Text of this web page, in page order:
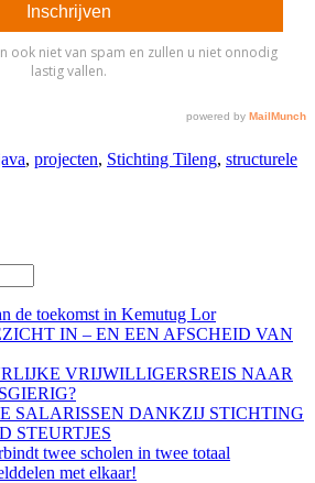
, projecten, Stichting Tileng, structurele
de toekomst in Kemutug Lor
IN – EN EEN AFSCHEID VAN
VRIJWILLIGERSREIS NAAR
SALARISSEN DANKZIJ STICHTING
STEURTJES
twee scholen in twee totaal
met elkaar!